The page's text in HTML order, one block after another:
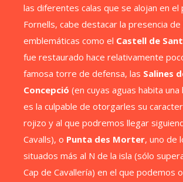
las diferentes calas que se alojan en el
Fornells, cabe destacar la presencia
emblemáticas como el Castell de
fue restaurado hace relativamente
famosa torre de defensa, las Salines
Concepció (en cuyas aguas habita
es la culpable de otorgarles su
rojizo y al que podremos llegar
Cavalls), o Punta des Morter, uno de
situados más al N de la isla (sólo
Cap de Cavallería) en el que podemos